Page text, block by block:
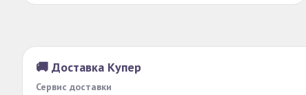
🚚 Доставка Купер
Сервис доставки